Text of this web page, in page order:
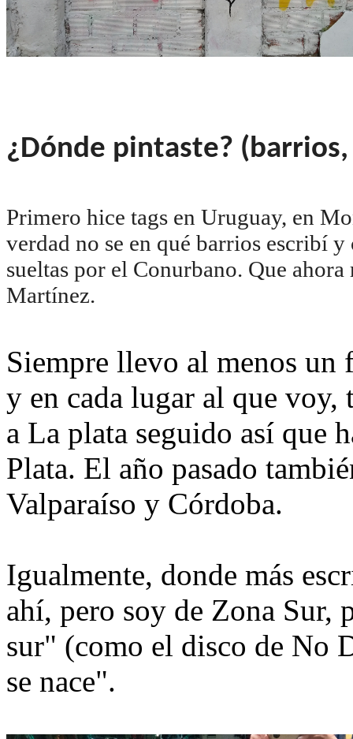
¿Dónde pintaste?
Primero hice tags en Uruguay, en
verdad no se en qué barrios escribí
sueltas por el Conurbano. Que
Martínez.
Siempre llevo al menos
y en cada lugar al que voy,
a La plata seguido así que
Plata. El año pasado
Valparaíso y Córdoba.
Igualmente, donde más
ahí, pero soy de Zona Sur,
sur" (como el disco de No
se nace".